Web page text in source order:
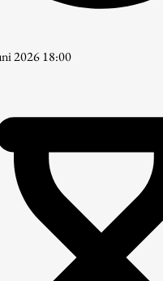
2026 18:00